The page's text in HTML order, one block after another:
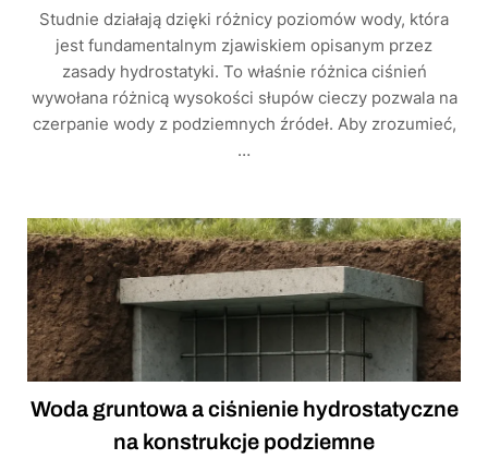
Studnie działają dzięki różnicy poziomów wody, która
jest fundamentalnym zjawiskiem opisanym przez
zasady hydrostatyki. To właśnie różnica ciśnień
wywołana różnicą wysokości słupów cieczy pozwala na
czerpanie wody z podziemnych źródeł. Aby zrozumieć,
…
Woda gruntowa a ciśnienie hydrostatyczne
na konstrukcje podziemne